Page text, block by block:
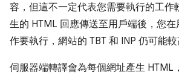
容，但這不一定代表您需要執行的工作
生的 HTML 回應傳送至用戶端後，您
作要執行，網站的 TBT 和 INP 仍可能較
伺服器端轉譯會為每個網址產生 HTML